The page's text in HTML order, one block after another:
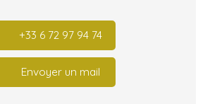
+33 6 72 97 94 74
Envoyer un mail